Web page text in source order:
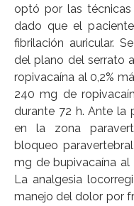
optó por las técnicas
dado que el
fibrilación auricular.
del plano del serrato
ropivacaína al 0,2%
240 mg de
durante 72 h. Ante la
en la zona
bloqueo
mg de bupivacaína al
La analgesia
manejo del dolor por